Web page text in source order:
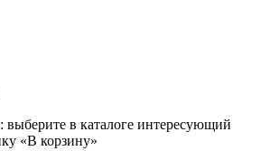
выберите в каталоге интересующий
«В корзину»